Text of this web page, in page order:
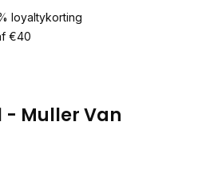
loyaltykorting
€40
- Muller Van